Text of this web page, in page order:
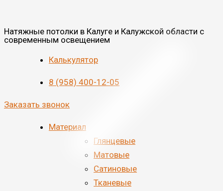
Натяжные потолки в Калуге и Калужской области с
современным освещением
Калькулятор
8 (958) 400-12-05
Заказать звонок
Материал
Глянцевые
Матовые
Сатиновые
Тканевые